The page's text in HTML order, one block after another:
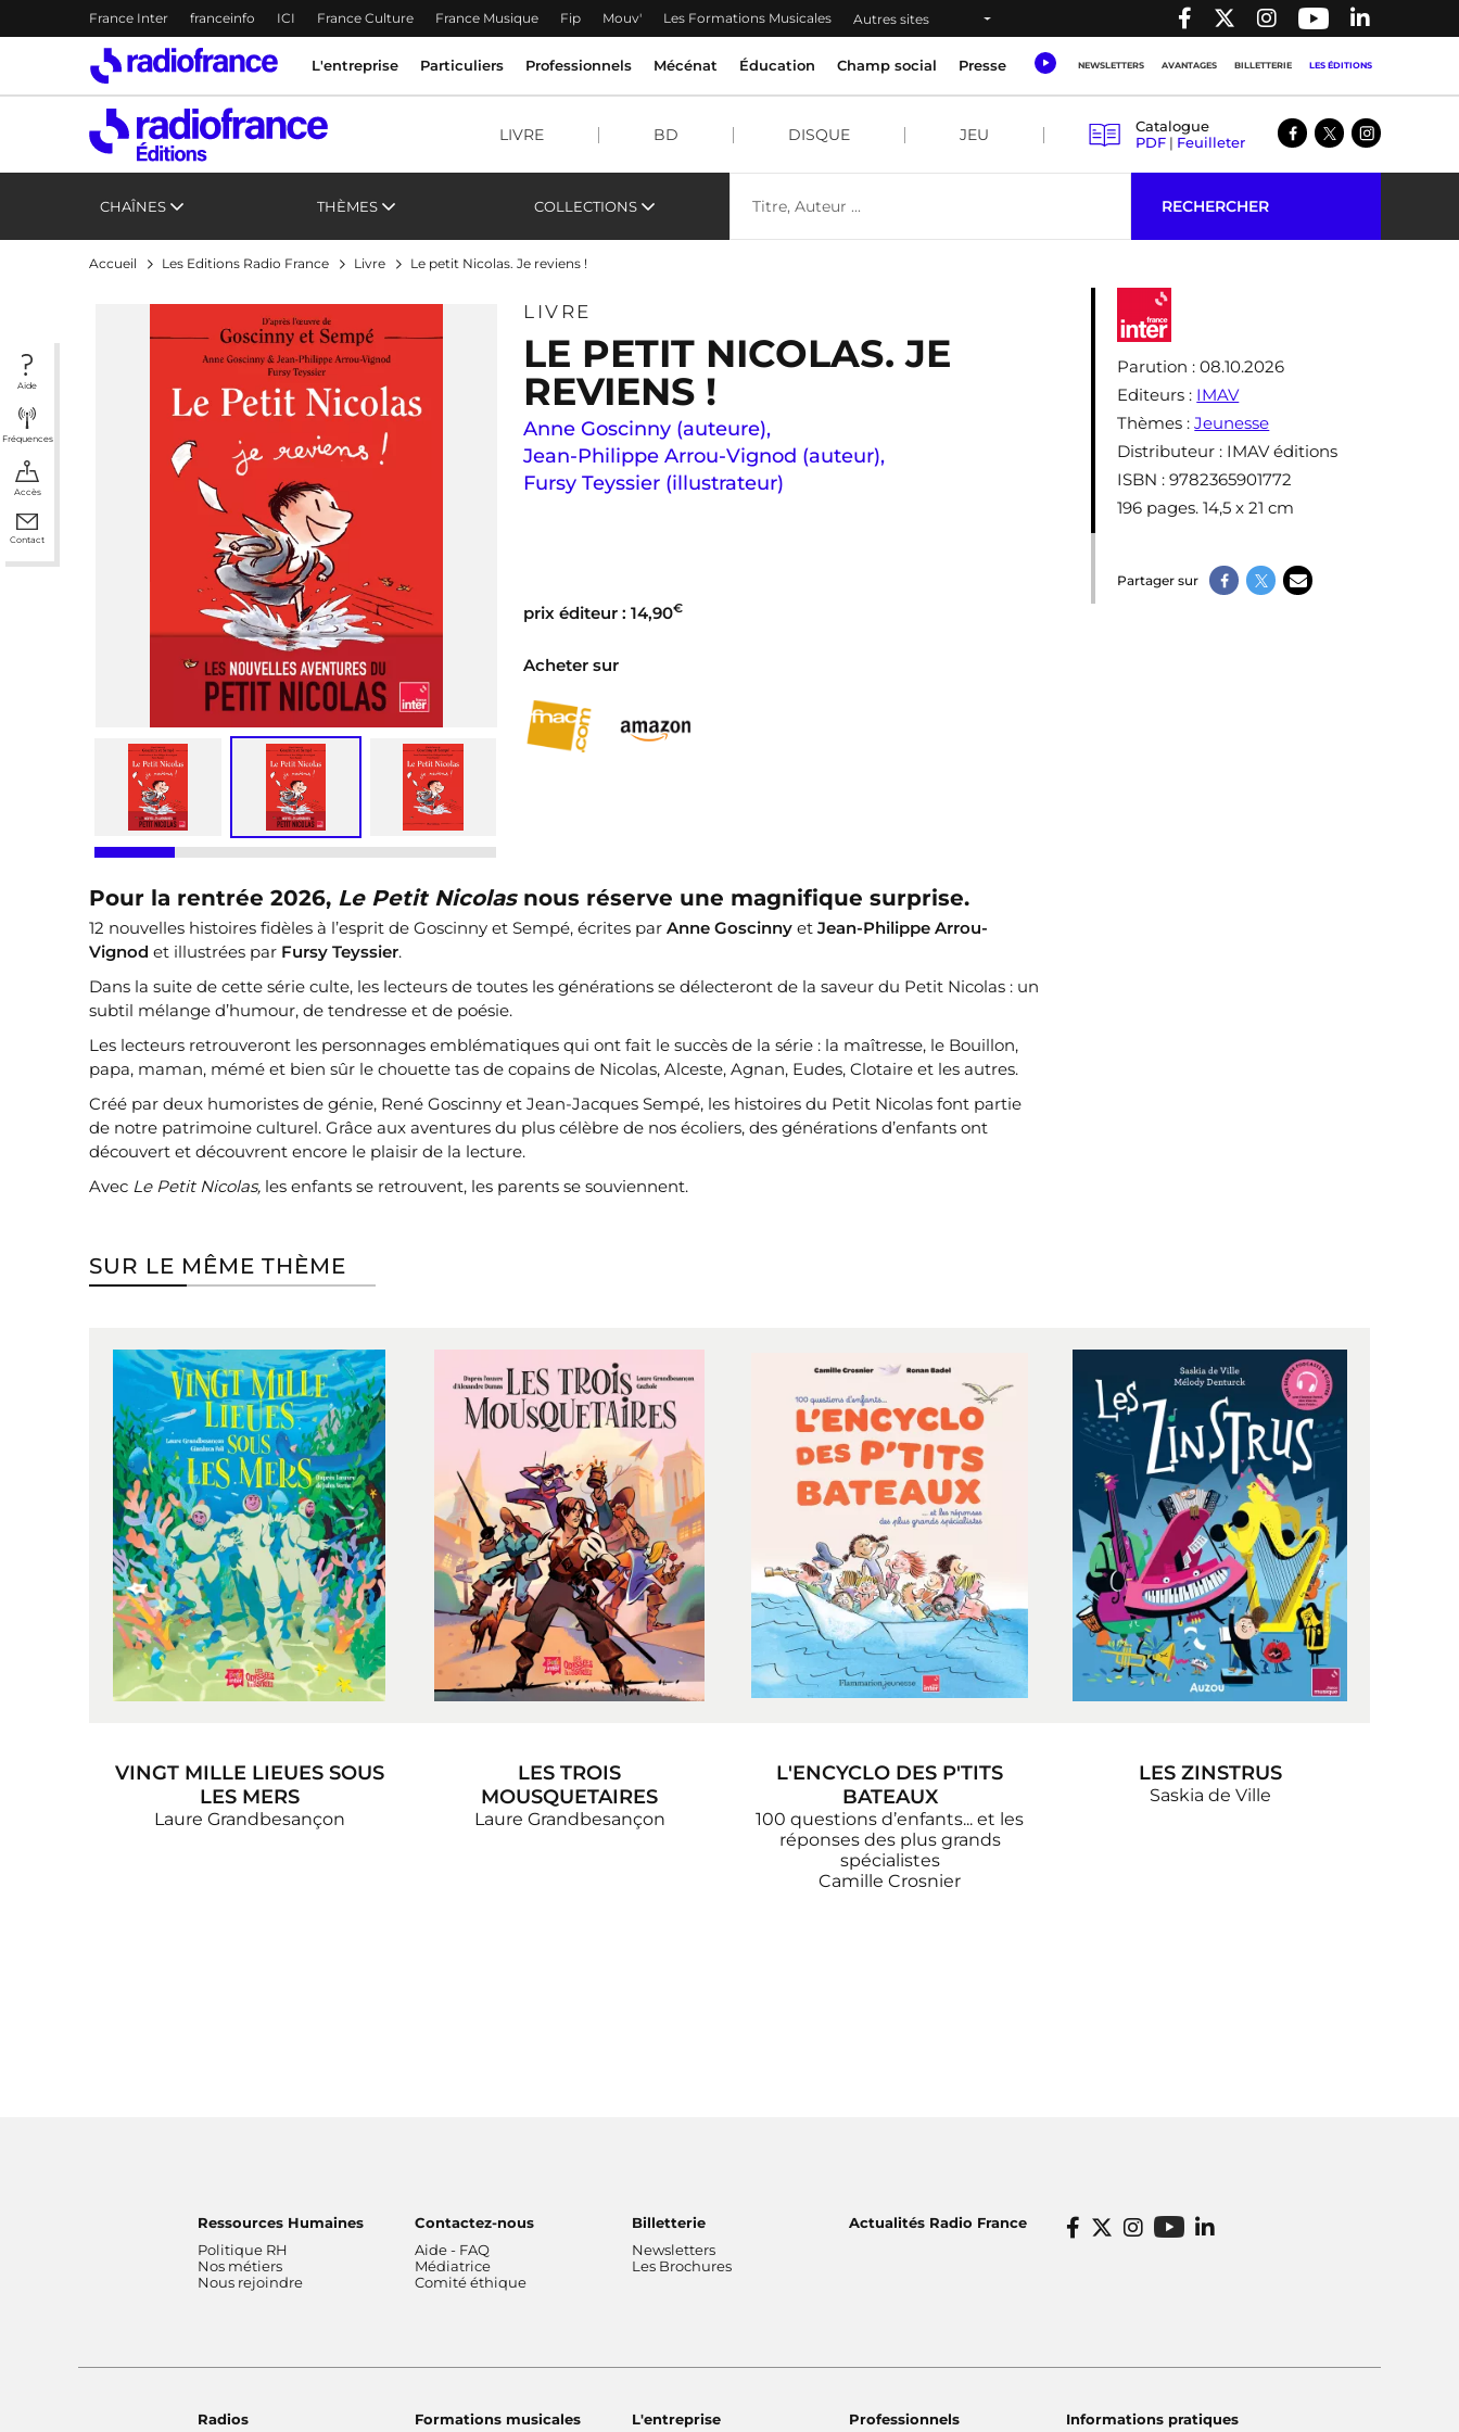
Accès direct :
Menu principal
France Inter franceinfo ICI France Culture France Musique Fip Mouv' Les Formations Musicales Autres sites
Menu principal
L'entreprise Particuliers Professionnels Mécénat Éducation Champ social Presse NEWSLETTERS AVANTAGES BILLETTERIE LES ÉDITIONS
LIVRE BD DISQUE JEU
Catalogue
PDF | Feuilleter
CHAÎNES THÈMES COLLECTIONS RECHERCHER
Aide
Fréquences
Accès
Contact
Accueil Les Editions Radio France Livre Le petit Nicolas. Je reviens !
LIVRE
LE PETIT NICOLAS. JE
REVIENS !
Anne Goscinny (auteure),
Jean-Philippe Arrou-Vignod (auteur),
Fursy Teyssier (illustrateur)
Parution : 08.10.2026
Editeurs : IMAV
Thèmes :Jeunesse
Distributeur : IMAV éditions
ISBN : 9782365901772
196 pages. 14,5 x 21 cm
Partager sur
prix éditeur : 14,90€
Acheter sur
Pour la rentrée 2026, Le Petit Nicolasnous réserve une magnifique surprise.
12 nouvelles histoires fidèles à l’esprit de Goscinny et Sempé, écrites par Anne Goscinny et Jean-Philippe Arrou-
Vignod et illustrées par Fursy Teyssier.
Dans la suite de cette série culte, les lecteurs de toutes les générations se délecteront de la saveur du Petit Nicolas : un
subtil mélange d’humour, de tendresse et de poésie.
Les lecteurs retrouveront les personnages emblématiques qui ont fait le succès de la série : la maîtresse, le Bouillon,
papa, maman, mémé et bien sûr le chouette tas de copains de Nicolas, Alceste, Agnan, Eudes, Clotaire et les autres.
Créé par deux humoristes de génie, René Goscinny et Jean-Jacques Sempé, les histoires du Petit Nicolas font partie
de notre patrimoine culturel. Grâce aux aventures du plus célèbre de nos écoliers, des générations d’enfants ont
découvert et découvrent encore le plaisir de la lecture.
Avec Le Petit Nicolas, les enfants se retrouvent, les parents se souviennent.
SUR LE MÊME THÈME
VINGT MILLE LIEUES SOUS
LES MERS
Laure Grandbesançon
LES TROIS
MOUSQUETAIRES
Laure Grandbesançon
L'ENCYCLO DES P'TITS
BATEAUX
100 questions d’enfants... et les
réponses des plus grands
spécialistes
Camille Crosnier
LES ZINSTRUS
Saskia de Ville
Ressources Humaines
Politique RH
Nos métiers
Nous rejoindre
Contactez-nous
Aide - FAQ
Médiatrice
Comité éthique
Billetterie
Newsletters
Les Brochures
Actualités Radio France
Radios Formations musicales L'entreprise Professionnels Informations pratiques